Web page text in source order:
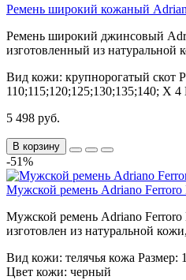
Ремень широкий кожаный
Ремень широкий джинсовый
изготовленный из натуральной
Вид кожи: крупнорогатый скот
110;115;120;125;130;135;140; Х 4
5 498 руб.
В корзину
-51%
Мужской ремень Adriano Ferroro
Мужской ремень Adriano Ferroro
изготовлен из натуральной
Вид кожи: телячья кожа Размер:
Цвет кожи: черный